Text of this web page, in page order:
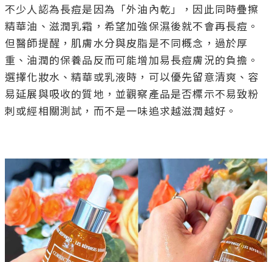
不少人認為長痘是因為「外油內乾」，因此同時疊擦
精華油、滋潤乳霜，希望加強保濕後就不會再長痘。
但醫師提醒，肌膚水分與皮脂是不同概念，過於厚
重、油潤的保養品反而可能增加易長痘膚況的負擔。
選擇化妝水、精華或乳液時，可以優先留意清爽、容
易延展與吸收的質地，並觀察產品是否標示不易致粉
刺或經相關測試，而不是一味追求越滋潤越好。